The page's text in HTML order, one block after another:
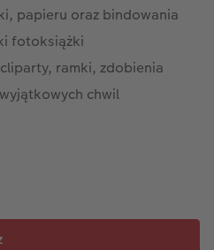
papieru oraz bindowania
fotoksiążki
ramki, zdobienia
chwil